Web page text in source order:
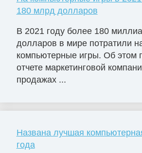
180 млрд долларов
В 2021 году более 180
долларов в мире потратили
компьютерные игры. Об этом
отчете маркетинговой
продажах ...
Названа лучшая
года